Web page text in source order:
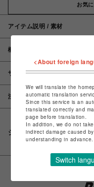
お気
アイテム説明 / 素材
概要
サイズ
注意事項
シェアする
<About foreign
We will translate the
automatic translation
Since this service is an
translated correctly and
page before translation.
In addition, we do not
indirect damage caused
understanding in advance.
Switch